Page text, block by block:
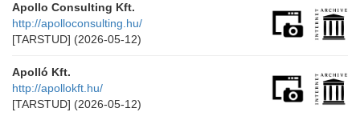
Apollo Consulting Kft.
http://apolloconsulting.hu/
[TARSTUD] (2026-05-12)
Apolló Kft.
http://apollokft.hu/
[TARSTUD] (2026-05-12)